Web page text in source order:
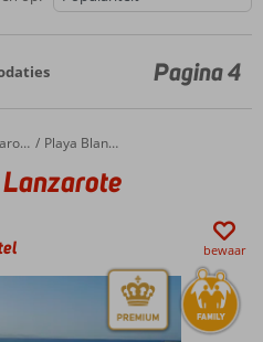
Pagina 4
Playa Blanca
bewaar